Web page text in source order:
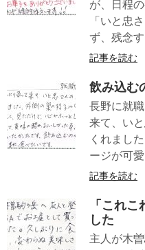
が、日程
「いと忠
ず、残念
記事を読む
飲み込む
長野に就
来て、い
くれまし
ージが可
記事を読む
「これ
した
主人が木